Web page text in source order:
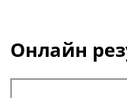
Онлайн